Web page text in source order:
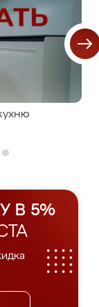
В 5%